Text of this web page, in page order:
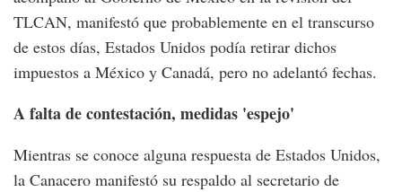
TLCAN, manifestó que probablemente en el transcurso
de estos días, Estados Unidos podía retirar dichos
impuestos a México y Canadá, pero no adelantó fechas.
A falta de contestación, medidas 'espejo'
Mientras se conoce alguna respuesta de Estados Unidos,
la Canacero manifestó su respaldo al secretario de